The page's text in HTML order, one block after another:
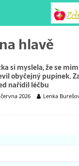
hlavě
si myslela, že se
obyčejný pupínek.
nařídil léčbu
2026 Lenka